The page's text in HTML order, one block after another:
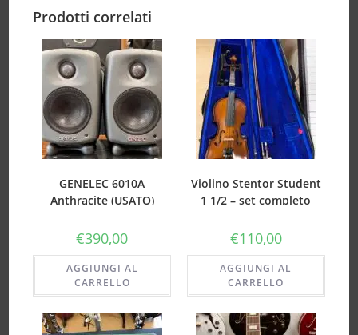
Prodotti correlati
GENELEC 6010A
Anthracite (USATO)
€390,00
AGGIUNGI AL
CARRELLO
Violino Stentor Student
1 1/2 – set completo
€110,00
AGGIUNGI AL
CARRELLO